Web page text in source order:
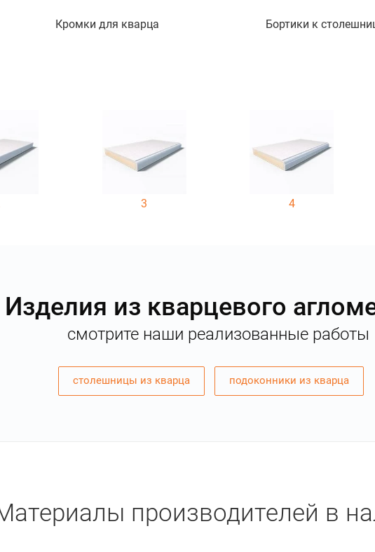
Кромки для кварца Бортики к
3 4
Изделия из кварцевого
смотрите наши реализованные работы
столешницы из кварца подоконники из кварца
производителей в